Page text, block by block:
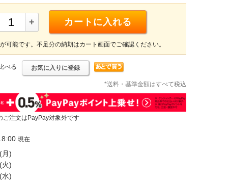
+ カートに入れる
可能です。不足分の納期はカート画面でご確認ください。
べる お気に入りに登録
*送料・基準金額はすべて税込
注文はPayPay対象外です
現在
(月)
(火)
(水)